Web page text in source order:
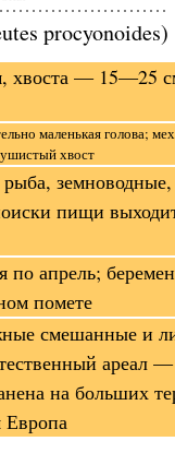
procyonoides)
хвоста — 15—25
маленькая голова;
хвост
рыба,
пищи
по апрель;
помете
смешанные и
ареал
на больших
Европа